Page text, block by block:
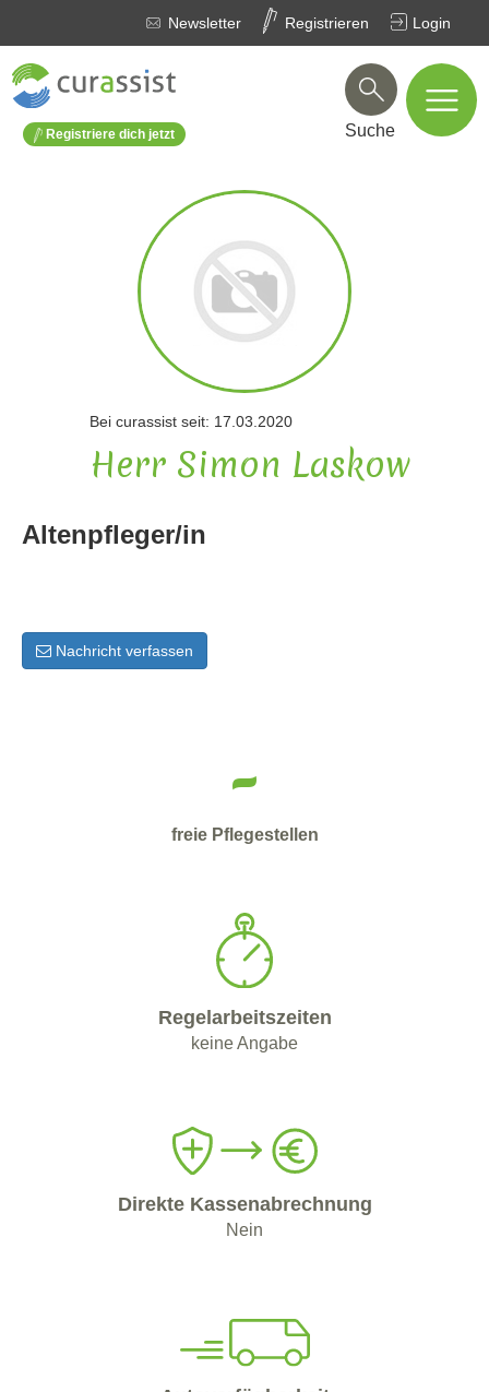
Login
Registrieren
Newsletter
Registriere dich jetzt Suche
Bei curassist seit: 17.03.2020
Herr Simon Laskow
Altenpfleger/in
Nachricht verfassen
-
freie Pflegestellen
Regelarbeitszeiten
keine Angabe
Direkte Kassenabrechnung
Nein